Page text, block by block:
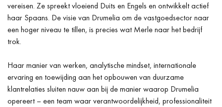
vereisen. Ze spreekt vloeiend Duits en Engels en ontwikkelt actief
haar Spaans. De visie van Drumelia om de vastgoedsector naar
een hoger niveau te tillen, is precies wat Merle naar het bedrijf
trok.
Haar manier van werken, analytische mindset, internationale
ervaring en toewijding aan het opbouwen van duurzame
klantrelaties sluiten nauw aan bij de manier waarop Drumelia
opereert – een team waar verantwoordelijkheid, professionaliteit